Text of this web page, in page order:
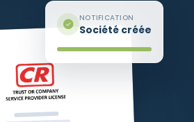
Société créée